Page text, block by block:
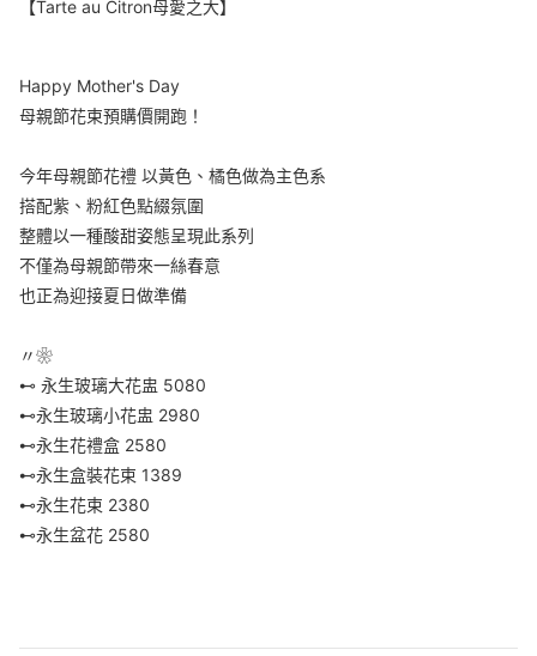
【Tarte au Citron母愛之大】
Happy Mother's Day
母親節花束預購價開跑！
今年母親節花禮 以黃色、橘色做為主色系
搭配紫、粉紅色點綴氛圍
整體以一種酸甜姿態呈現此系列
不僅為母親節帶來一絲春意
也正為迎接夏日做準備
〃❀
⊷ 永生玻璃大花盅 5080
⊷永生玻璃小花盅 2980
⊷永生花禮盒 2580
⊷永生盒裝花束 1389
⊷永生花束 2380
⊷永生盆花 2580